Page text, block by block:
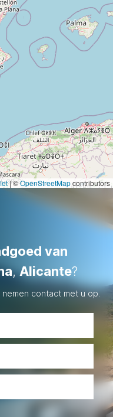
|©OpenStreetMapcontributors
van
,Alicante?
contact met u op.